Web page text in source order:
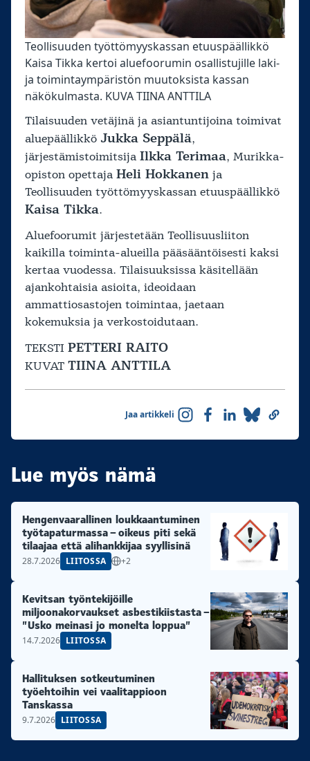
Teollisuuden työttömyyskassan etuuspäällikkö
Kaisa Tikka kertoi aluefoorumin osallistujille laki-
ja toimintaympäristön muutoksista kassan
näkökulmasta. KUVA TIINA ANTTILA
Tilaisuuden vetäjinä ja asiantuntijoina toimivat
aluepäällikkö Jukka Seppälä,
järjestämistoimitsija Ilkka Terimaa, Murikka-
opiston opettaja Heli Hokkanen ja
Teollisuuden työttömyyskassan etuuspäällikkö
Kaisa Tikka.
Aluefoorumit järjestetään Teollisuusliiton
kaikilla toiminta-alueilla pääsääntöisesti kaksi
kertaa vuodessa. Tilaisuuksissa käsitellään
ajankohtaisia asioita, ideoidaan
ammattiosastojen toimintaa, jaetaan
kokemuksia ja verkostoidutaan.
TEKSTI PETTERI RAITO
KUVAT TIINA ANTTILA
Jaa artikkeli
Lue myös nämä
Hengenvaarallinen loukkaantuminen
työtapaturmassa – oikeus piti sekä
tilaajaa että alihankkijaa syyllisinä
28.7.2026 LIITOSSA +2
Kevitsan työntekijöille
miljoonakorvaukset asbestikiistasta –
”Usko meinasi jo monelta loppua”
14.7.2026 LIITOSSA
Hallituksen sotkeutuminen
työehtoihin vei vaalitappioon
Tanskassa
9.7.2026 LIITOSSA